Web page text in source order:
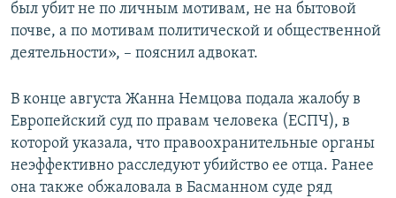
был убит не по личным мотивам, не на бытовой
почве, а по мотивам политической и общественной
деятельности», – пояснил адвокат.
В конце августа Жанна Немцова подала жалобу в
Европейский суд по правам человека (ЕСПЧ), в
которой указала, что правоохранительные органы
неэффективно расследуют убийство ее отца. Ранее
она также обжаловала в Басманном суде ряд